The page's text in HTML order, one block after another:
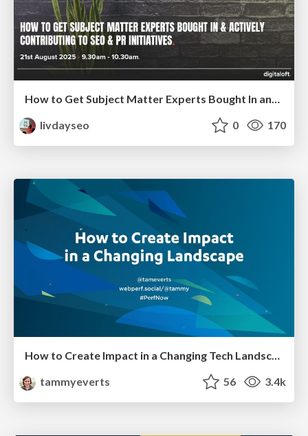
How to Get Subject Matter Experts Bought In and Actively Contributing to SEO & PR Initiatives.
livdayseo
0 170
How to Create Impact in a Changing Tech Landscape [PerfNow 2023]
tammyeverts
56 3.4k